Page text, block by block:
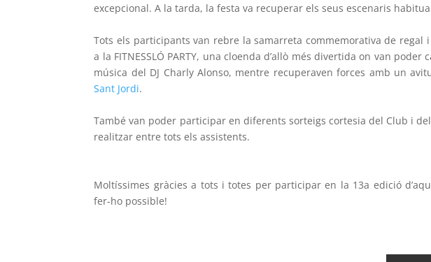
excepcional. A la tarda, la festa va recuperar els seus escenaris
Tots els participants van rebre la samarreta commemorativa de
a la FITNESSLÓ PARTY, una cloenda d’allò més divertida on van
música del DJ Charly Alonso, mentre recuperaven forces amb un
Sant Jordi.
També van poder participar en diferents sorteigs cortesia del Club i
realitzar entre tots els assistents.
Moltíssimes gràcies a tots i totes per participar en la 13a edició
fer-ho possible!